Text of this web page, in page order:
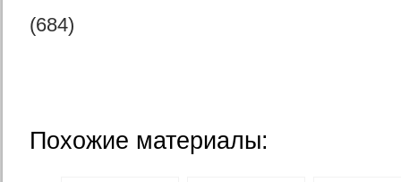
(684)
Похожие материалы: